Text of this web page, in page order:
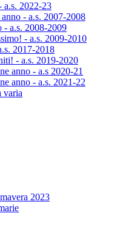
a.s. 2022-23
- a.s. 2007-2008
- a.s. 2008-2009
- a.s. 2009-2010
2017-2018
- a.s. 2019-2020
anno - a.s 2020-21
anno - a.s. 2021-22
varia
2023